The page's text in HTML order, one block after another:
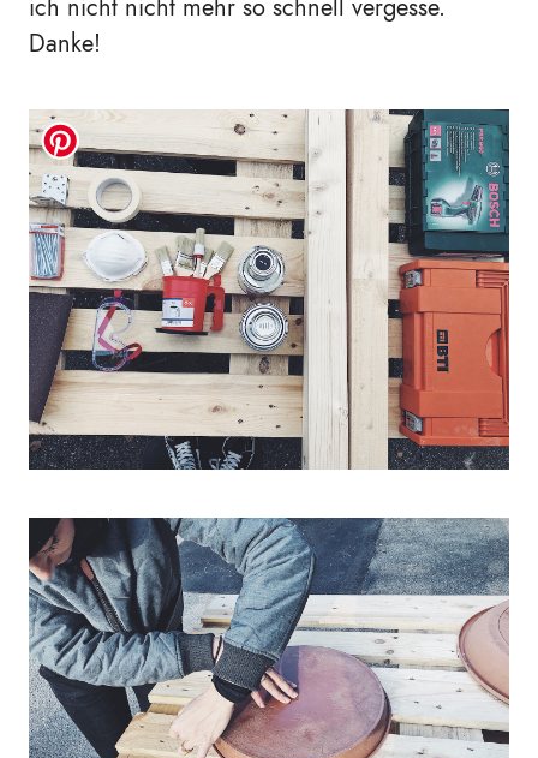
ich nicht nicht mehr so schnell vergesse.
Danke!